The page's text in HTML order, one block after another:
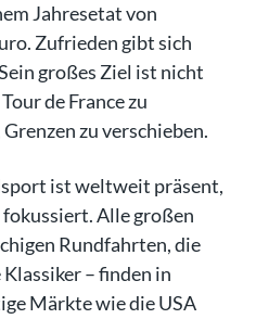
Jahresetat von
Zufrieden gibt sich
großes Ziel ist nicht
de France zu
zu verschieben.
ist weltweit präsent,
Alle großen
Rundfahrten, die
– finden in
Märkte wie die USA